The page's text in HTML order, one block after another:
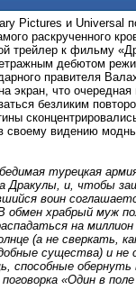
Pictures и Universal
раскрученного
трейлер к фильму
дебютом
правителя
экран, что очередная
безликим
своему видению
турецкая
Дракулы, и, чтобы
воин
обмен храбрый муж
на
(а не сверкать,
существа) и не
способные обернуть
«Один в